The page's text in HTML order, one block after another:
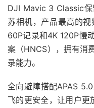
DJI Mavic 3 Classic
苏相机，产品最高的
60P记录和4K 120P慢
案（HNCS），拥有消
录能力。
全向避障搭配APAS
飞的更安全，让用户